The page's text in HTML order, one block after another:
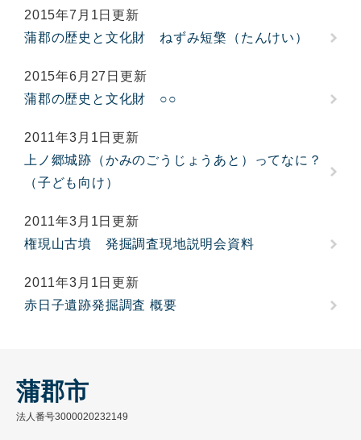
2015年7月1日更新
蒲郡の歴史と文化財 ねずみ短檠（たんけい）
2015年6月27日更新
蒲郡の歴史と文化財 ○○
2011年3月1日更新
上ノ郷城跡（かみのごうじょうあと）ってなに？
（子ども向け）
2011年3月1日更新
権現山古墳 発掘調査現地説明会資料
2011年3月1日更新
赤日子遺跡発掘調査 概要
蒲郡市
法人番号3000020232149